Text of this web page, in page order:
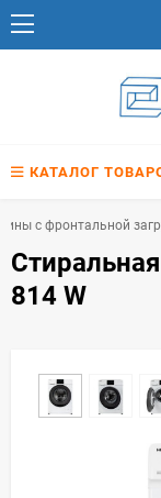
КАТАЛОГ
с фронтальной
814 W